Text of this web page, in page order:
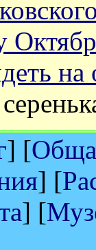
на
] [
] [
] [